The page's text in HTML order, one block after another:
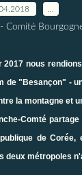
Comité
2017 nous
de "Besançon" -
la montagne et
Comté
de
deux métropoles